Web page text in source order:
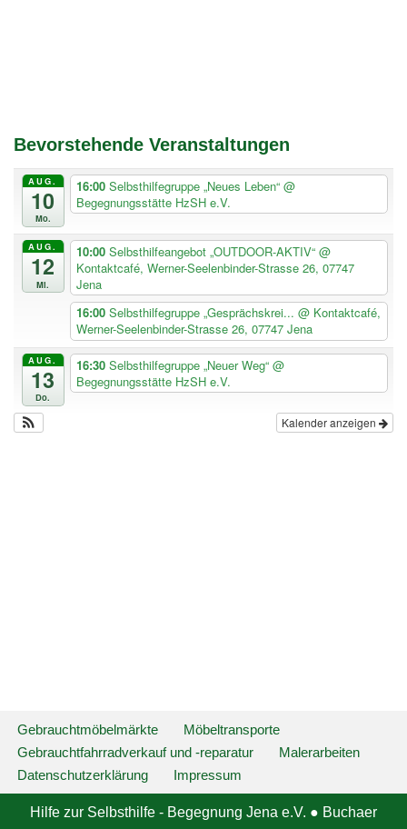
Bevorstehende Veranstaltungen
AUG.
10
Mo.
16:00 Selbsthilfegruppe „Neues Leben“ @
Begegnungsstätte HzSH e.V.
AUG.
12
Mi.
10:00 Selbsthilfeangebot „OUTDOOR-AKTIV“ @
Kontaktcafé, Werner-Seelenbinder-Strasse 26, 07747
Jena
16:00 Selbsthilfegruppe „Gesprächskrei... @ Kontaktcafé,
Werner-Seelenbinder-Strasse 26, 07747 Jena
AUG.
13
Do.
16:30 Selbsthilfegruppe „Neuer Weg“ @
Begegnungsstätte HzSH e.V.
Kalender anzeigen
Gebrauchtmöbelmärkte
Möbeltransporte
Gebrauchtfahrradverkauf und -reparatur
Malerarbeiten
Datenschutzerklärung
Impressum
Hilfe zur Selbsthilfe - Begegnung Jena e.V. ● Buchaer